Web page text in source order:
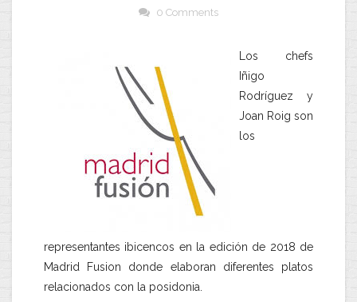
0 Comments
Los chefs
Iñigo
Rodríguez y
Joan Roig son
los
representantes ibicencos en la edición de 2018 de
Madrid Fusion donde elaboran diferentes platos
relacionados con la posidonia.